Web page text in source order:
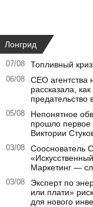
Лонгрид
07/08 Топливный
06/08
CEO
рассказала,
предательство
05/08
Непонятное
прошло первое
Виктории
03/08
Сооснователь
Маркетинг —
03/08
Эксперт по
или плати»
для нового